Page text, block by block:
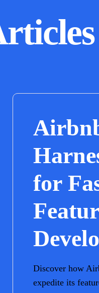
for
Discover how
expedite its